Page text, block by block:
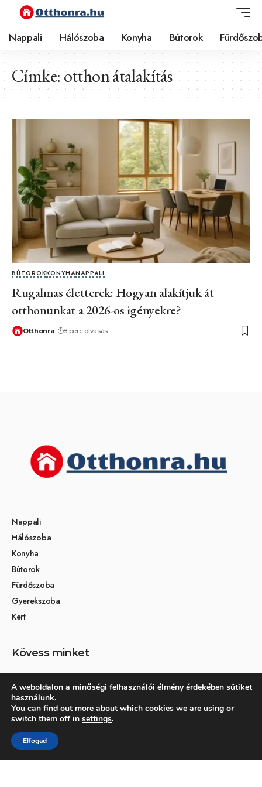
Nappali Hálószoba Konyha Bútorok
Címke: otthon átalakítás
BÚTOROKKONYHANAPPALI
Rugalmas életterek: Hogyan alakítjuk át
otthonunkat a 2026-os igényekre?
Otthonra 8 perc olvasás
Nappali
Hálószoba
Konyha
Bútorok
Fürdőszoba
Gyerekszoba
Kert
Kövess minket
Társoldalak
Otthon és dekoráció
Kertikék kertmagazin
A weboldalon a minőségi felhasználói élmény érdekében sütiket
használunk.
You can find out more about which cookies we are using or
switch them off in settings.
Elfogad